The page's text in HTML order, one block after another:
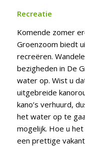
Recreatie
Komende zomer
Groenzoom biedt
recreëren.
bezigheden in De
water op. Wist u
uitgebreide
kano’s verhuurd,
het water op te
mogelijk. Hoe u
een prettige